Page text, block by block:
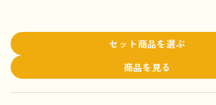
セット商品を選ぶ
商品を見る